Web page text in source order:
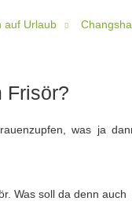
auf Urlaub Changsha
Frisör?
was ja
Was soll da denn auch